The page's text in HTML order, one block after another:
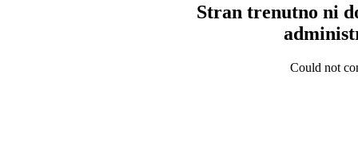
Stran trenutno ni
Could not